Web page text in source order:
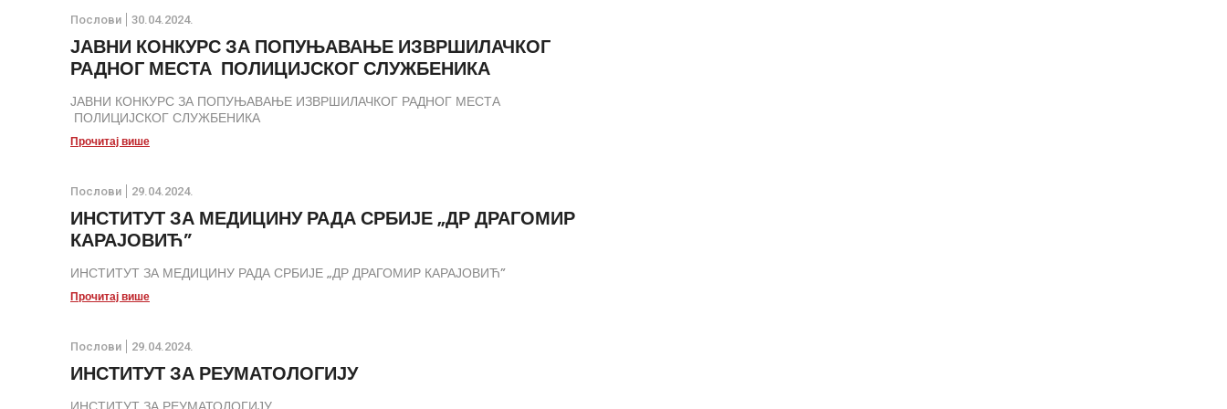
Послови 30.04.2024.
ЈАВНИ КОНКУРС ЗА ПОПУЊАВАЊЕ ИЗВРШИЛАЧКОГ
РАДНОГ МЕСТА ПОЛИЦИЈСКОГ СЛУЖБЕНИКА
ЈАВНИ КОНКУРС ЗА ПОПУЊАВАЊЕ ИЗВРШИЛАЧКОГ РАДНОГ МЕСТА
ПОЛИЦИЈСКОГ СЛУЖБЕНИКА
Прочитај више
Послови 29.04.2024.
ИНСТИТУТ ЗА МЕДИЦИНУ РАДА СРБИЈЕ „ДР ДРАГОМИР
КАРАЈОВИЋ”
ИНСТИТУТ ЗА МЕДИЦИНУ РАДА СРБИЈЕ „ДР ДРАГОМИР КАРАЈОВИЋ”
Прочитај више
Послови 29.04.2024.
ИНСТИТУТ ЗА РЕУМАТОЛОГИЈУ